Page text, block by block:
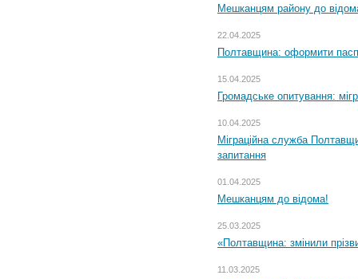
Мешканцям району до
22.04.2025
Полтавщина: оформити
15.04.2025
Громадське опитування:
10.04.2025
Міграційна служба
запитання
01.04.2025
Мешканцям до відома!
25.03.2025
«Полтавщина: змінили
11.03.2025